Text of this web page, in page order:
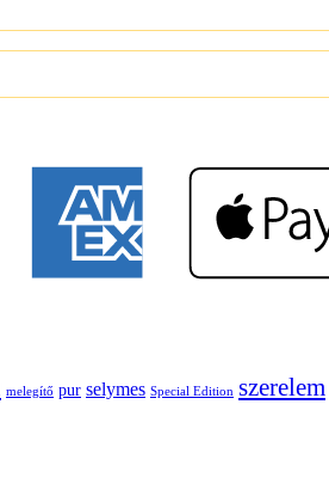
melegítő pur selymes Special Edition szerelem